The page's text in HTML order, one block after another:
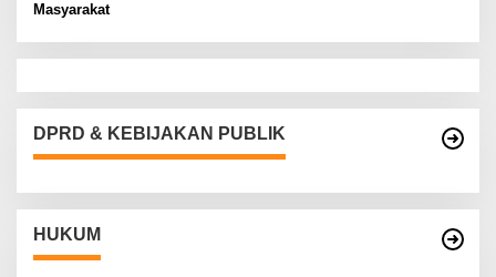
Masyarakat
DPRD & KEBIJAKAN PUBLIK
HUKUM